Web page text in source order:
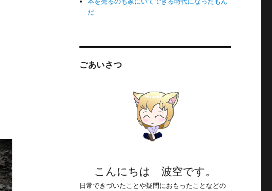
だ
ごあいさつ
こんにちは 波空です。
日常できづいたことや疑問におもったことなどの